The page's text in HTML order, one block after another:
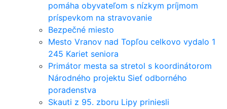
pomáha obyvateľom s nízkym príjmom
príspevkom na stravovanie
Bezpečné miesto
Mesto Vranov nad Topľou celkovo vydalo 1
245 Kariet seniora
Primátor mesta sa stretol s koordinátorom
Národného projektu Sieť odborného
poradenstva
Skauti z 95. zboru Lipy priniesli